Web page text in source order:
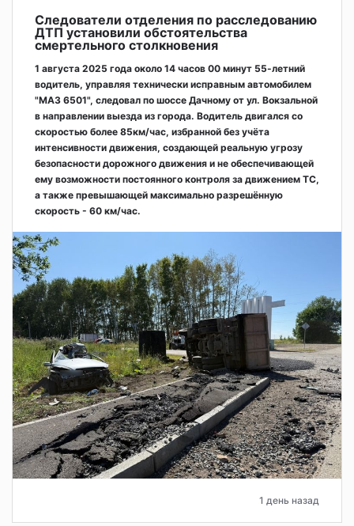
Следователи отделения по расследованию
ДТП установили обстоятельства
смертельного столкновения
1 августа 2025 года около 14 часов 00 минут 55-летний
водитель, управляя технически исправным автомобилем
"МАЗ 6501", следовал по шоссе Дачному от ул. Вокзальной
в направлении выезда из города. Водитель двигался со
скоростью более 85км/час, избранной без учёта
интенсивности движения, создающей реальную угрозу
безопасности дорожного движения и не обеспечивающей
ему возможности постоянного контроля за движением ТС,
а также превышающей максимально разрешённую
скорость - 60 км/час.
1 день назад